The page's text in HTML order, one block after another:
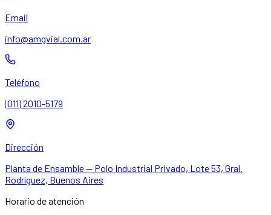
Email
info@amgvial.com.ar
Teléfono
(011) 2010-5179
Dirección
Planta de Ensamble — Polo Industrial Privado, Lote 53, Gral.
Rodríguez, Buenos Aires
Horario de atención